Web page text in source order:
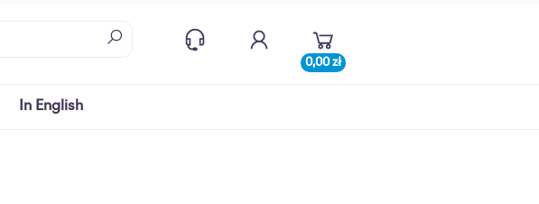
0,00 zł
In English